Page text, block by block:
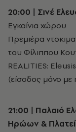
20:00 | Σινέ
Εγκαίνια χώρου
Πρεμιέρα
του Φίλιππου
REALITIES:
(είσοδος μόνο με
21:00 | Παλαιό
Ηρώων &